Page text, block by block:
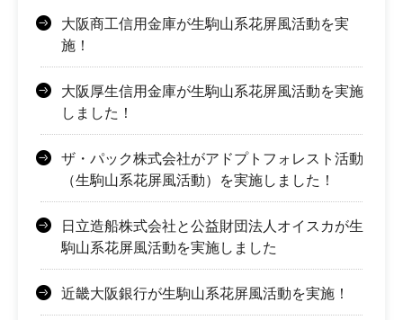
大阪商工信用金庫が生駒山系花屏風活動を実
施！
大阪厚生信用金庫が生駒山系花屏風活動を実施
しました！
ザ・パック株式会社がアドプトフォレスト活動
（生駒山系花屏風活動）を実施しました！
日立造船株式会社と公益財団法人オイスカが生
駒山系花屏風活動を実施しました
近畿大阪銀行が生駒山系花屏風活動を実施！